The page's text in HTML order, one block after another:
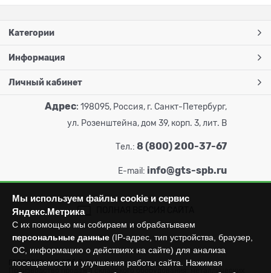
Категории
Информация
Личный кабинет
Адрес: 198095, Россия, г. Санкт-Петербург,
ул. Розенштейна, дом 39, корп. 3, лит. В
Тел.: 8 (800) 200-37-67
E-mail: info@gts-spb.ru
ГОРТОРГСНАБ СПб © 2026Все права защищены.
Производство продажа складского оборудования: металлических
Мы используем файлы cookie и сервис
Яндекс.Метрика
С их помощью мы собираем и обрабатываем
персональные данные (IP-адрес, тип устройства, браузер,
ОС, информацию о действиях на сайте) для анализа
посещаемости и улучшения работы сайта. Нажимая